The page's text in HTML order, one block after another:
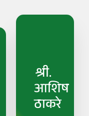
श्री.
आशिष
ठाकरे